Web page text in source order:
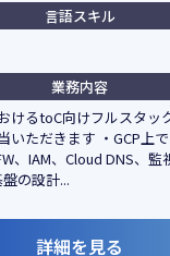
言語スキル
業務内容
けるtoC向けフルスタッ
いただきます ・GCP上
、IAM、Cloud DNS、
の設計...
詳細を見る